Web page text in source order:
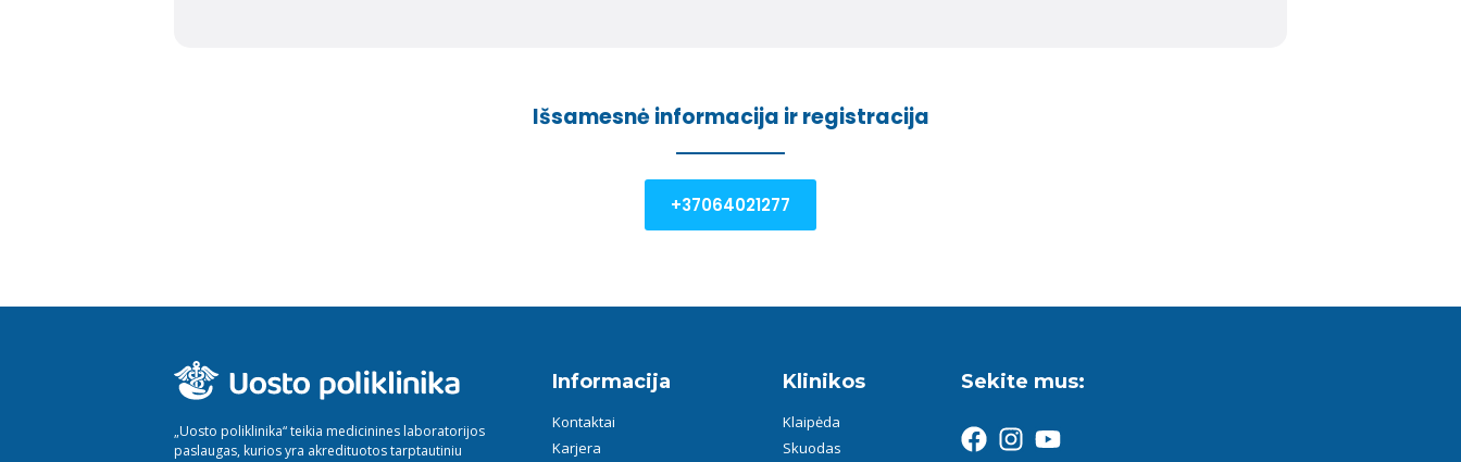
Išsamesnė informacija ir registracija
+37064021277
„Uosto poliklinika“ teikia medicinines laboratorijos
paslaugas, kurios yra akredituotos tarptautiniu
Informacija
Kontaktai
Karjera
Klinikos
Klaipėda
Skuodas
Sekite mus: